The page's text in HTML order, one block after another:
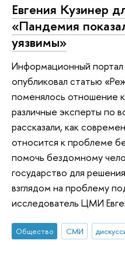
Евгения Кузинер
«Пандемия
уязвимы»
Информационный портал
опубликовал статью
поменялось отношение
различные эксперты по
рассказали, как
относится к проблеме
помочь бездомному
государство для
взглядом на проблему
исследователь ЦМИ
Общество СМИ